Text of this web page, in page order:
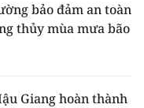
bảo đảm an toàn
thủy mùa mưa bão
Giang hoàn thành